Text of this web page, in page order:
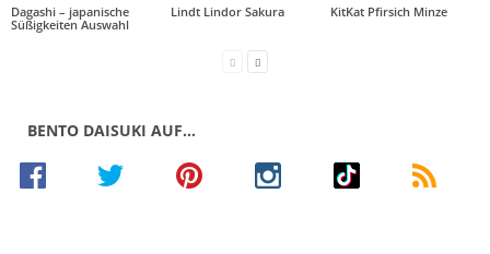
Dagashi – japanische
Süßigkeiten Auswahl
Lindt Lindor Sakura KitKat Pfirsich Minze
BENTO DAISUKI AUF…